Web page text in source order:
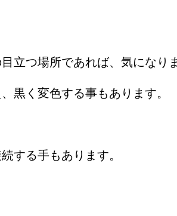
立つ場所であれば、気になり
黒く変色する事もあります。
する手もあります。